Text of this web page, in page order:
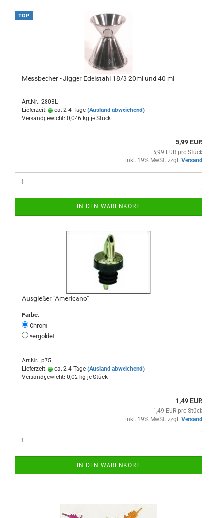
TOP
Messbecher - Jigger Edelstahl 18/8 20ml und 40 ml
Art.Nr.: 2803L
Lieferzeit:
ca. 2-4 Tage (Ausland abweichend)
Versandgewicht: 0,046 kg je Stück
5,99 EUR
5,99 EUR pro Stück
inkl. 19% MwSt. zzgl. Versand
IN DEN WARENKORB
Ausgießer "Americano"
Farbe:
Chrom
vergoldet
Art.Nr.: p75
Lieferzeit:
ca. 2-4 Tage (Ausland abweichend)
Versandgewicht: 0,02 kg je Stück
1,49 EUR
1,49 EUR pro Stück
inkl. 19% MwSt. zzgl. Versand
IN DEN WARENKORB